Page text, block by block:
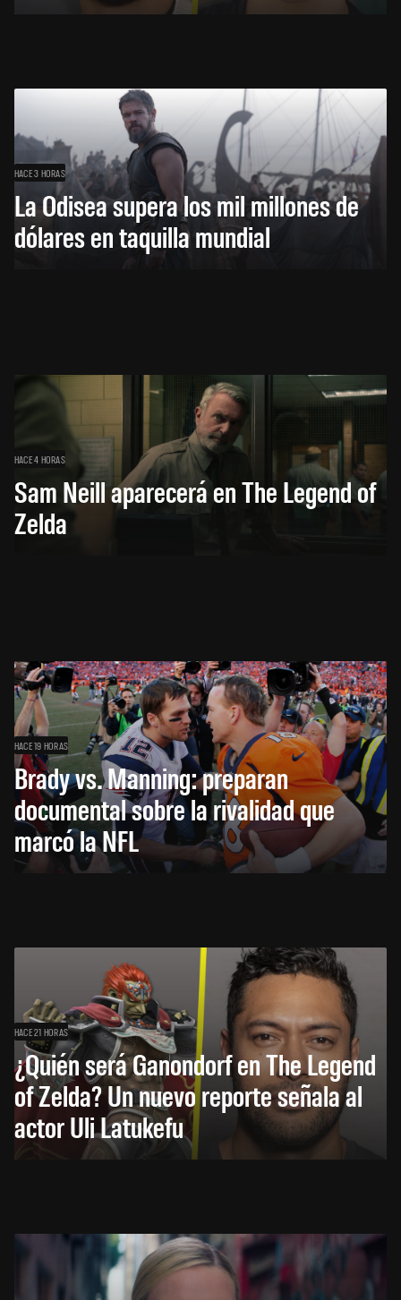
HACE 3 HORAS
La Odisea supera los mil millones de
dólares en taquilla mundial
HACE 4 HORAS
Sam Neill aparecerá en The Legend of
Zelda
HACE 19 HORAS
Brady vs. Manning: preparan
documental sobre la rivalidad que
marcó la NFL
HACE 21 HORAS
¿Quién será Ganondorf en The Legend
of Zelda? Un nuevo reporte señala al
actor Uli Latukefu